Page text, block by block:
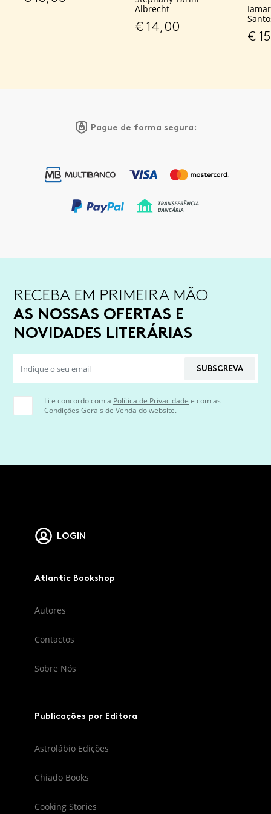
Albrecht
€14,00
€
Pague de forma segura:
RECEBA EM PRIMEIRA MÃO
AS NOSSAS OFERTAS E
NOVIDADES LITERÁRIAS
SUBSCREVA
Li e concordo com a Política de Privacidade e com as
Condições Gerais de Venda do website.
LOGIN
Atlantic Bookshop
Autores
Contactos
Sobre Nós
Publicações por Editora
Astrolábio Edições
Chiado Books
Cooking Stories